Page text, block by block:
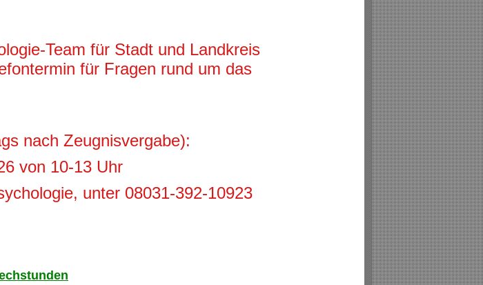
Team für Stadt und Landkreis
für Fragen rund um das
nach Zeugnisvergabe):
von 10-13 Uhr
unter 08031-392-10923